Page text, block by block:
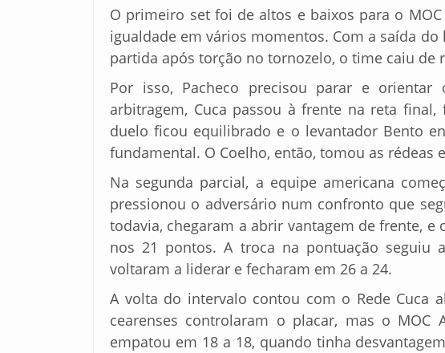
O primeiro set foi de altos e baixos para o
igualdade em vários momentos. Com a saída do
partida após torção no tornozelo, o time caiu de
Por isso, Pacheco precisou parar e orientar
arbitragem, Cuca passou à frente na reta final,
duelo ficou equilibrado e o levantador Bento
fundamental. O Coelho, então, tomou as rédeas
Na segunda parcial, a equipe americana
pressionou o adversário num confronto que
todavia, chegaram a abrir vantagem de frente, e
nos 21 pontos. A troca na pontuação seguiu
voltaram a liderar e fecharam em 26 a 24.
A volta do intervalo contou com o Rede Cuca
cearenses controlaram o placar, mas o
empatou em 18 a 18, quando tinha